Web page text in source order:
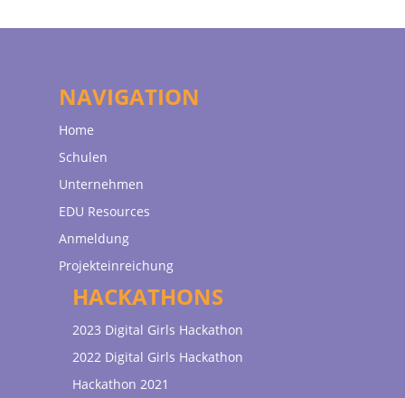
NAVIGATION
Home
Schulen
Unternehmen
EDU Resources
Anmeldung
Projekteinreichung
HACKATHONS
2023 Digital Girls Hackathon
2022 Digital Girls Hackathon
Hackathon 2021